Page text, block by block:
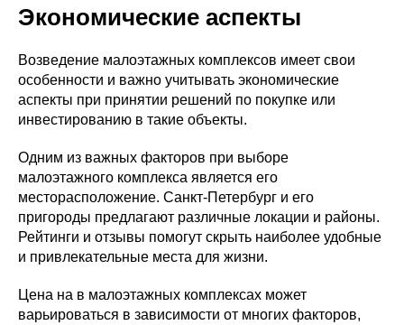
Экономические аспекты
Возведение малоэтажных комплексов имеет свои
особенности и важно учитывать экономические
аспекты при принятии решений по покупке или
инвестированию в такие объекты.
Одним из важных факторов при выборе
малоэтажного комплекса является его
месторасположение. Санкт-Петербург и его
пригороды предлагают различные локации и районы.
Рейтинги и отзывы помогут скрыть наиболее удобные
и привлекательные места для жизни.
Цена на в малоэтажных комплексах может
варьироваться в зависимости от многих факторов,